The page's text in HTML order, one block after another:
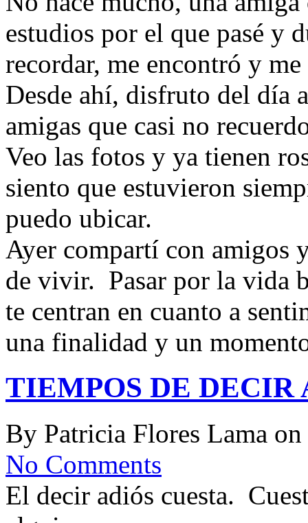
estudios por el que pasé y
recordar, me encontró y
Desde ahí, disfruto del día
amigas que casi no
Veo las fotos y ya tienen
siento que estuvieron
puedo ubicar.
Ayer compartí con amigos
de vivir. Pasar por la vida
te centran en cuanto a
una finalidad y un
TIEMPOS DE DECIR
By Patricia Flores Lama on
No Comments
El decir adiós cuesta.